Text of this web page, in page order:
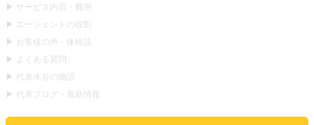
▶ サービス内容・費用
▶ エージェントの役割
▶ お客様の声・体験談
▶ よくある質問
▶ 代表水谷の物語
▶ 代表ブログ・最新情報